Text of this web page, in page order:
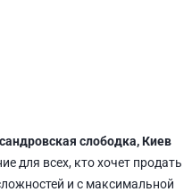
слободка, Киев
для всех, кто хочет продать
и с максимальной